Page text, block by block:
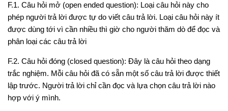
F.1. Câu hỏi mở (open ended question): Loại câu hỏi này cho
phép người trả lời được tự do viết câu trả lời. Loại câu hỏi này ít
được dùng tới vì cần nhiều thì giờ cho người thăm dò để đọc và
phân loại các câu trả lời
F.2. Câu hỏi đóng (closed question): Đây là câu hỏi theo dạng
trắc nghiệm. Mỗi câu hỏi đã có sẵn một số câu trả lời được thiết
lập trước. Người trả lời chỉ cần đọc và lựa chọn câu trả lời nào
hợp với ý mình.